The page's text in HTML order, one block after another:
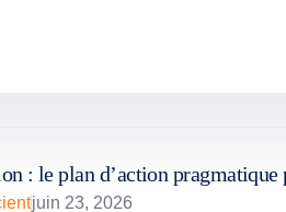
: le plan d’action pragmatique
juin 23, 2026